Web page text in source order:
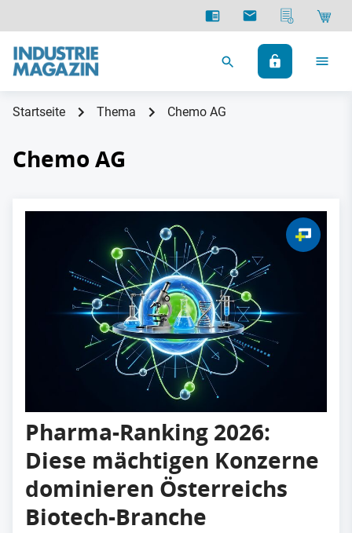
Startseite Thema Chemo AG
Chemo AG
Pharma-Ranking 2026:
Diese mächtigen Konzerne
dominieren Österreichs
Biotech-Branche